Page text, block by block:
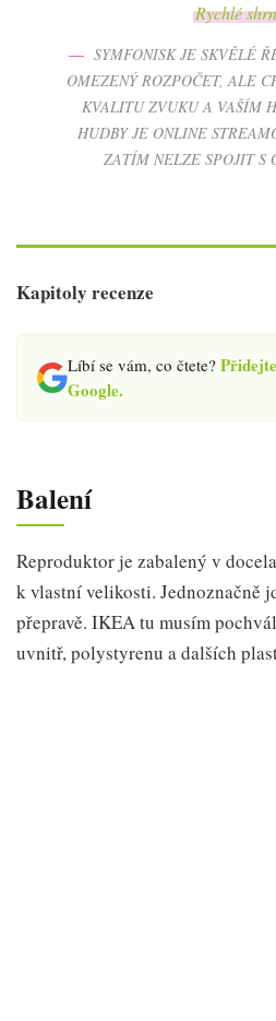
Rychlé
SYMFONISK JE SKVĚLÉ
OMEZENÝ ROZPOČET, ALE
KVALITU ZVUKU A VAŠÍM
HUDBY JE ONLINE
ZATÍM NELZE SPOJIT S
Kapitoly recenze
Líbí se vám, co čtete?
Google.
Balení
Reproduktor je zabalený v
k vlastní velikosti. Jednoznačně
přepravě. IKEA tu musím
uvnitř, polystyrenu a dalších